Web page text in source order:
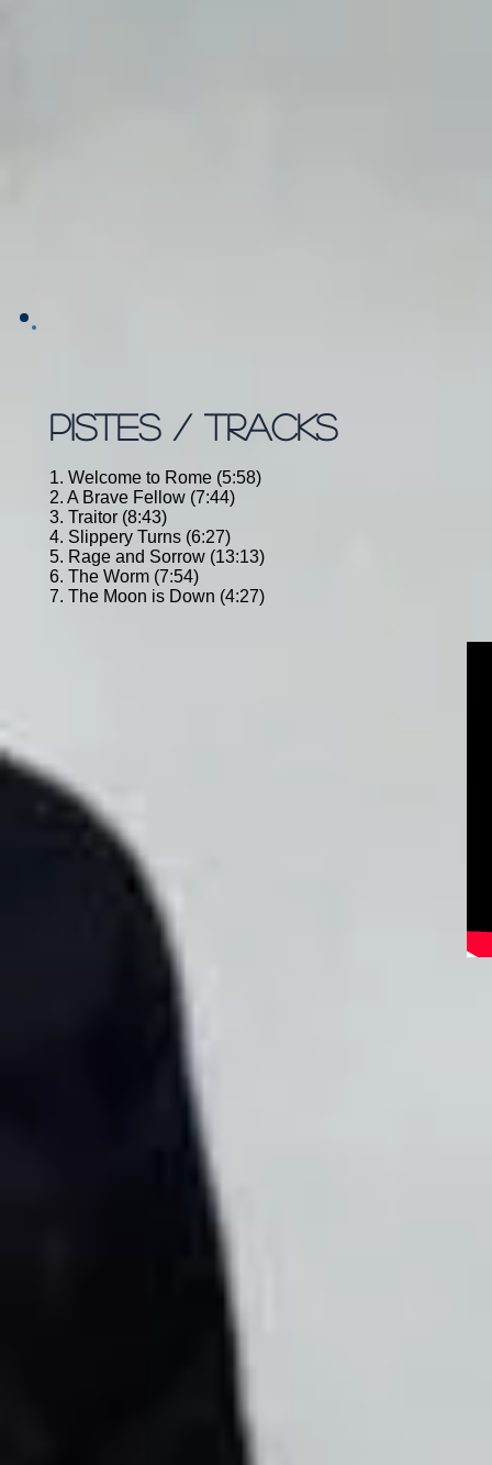
PISTES / TRACKS
1. Welcome to Rome (5:58)
2. A Brave Fellow (7:44)
3. Traitor (8:43)
4. Slippery Turns (6:27)
5. Rage and Sorrow (13:13)
6. The Worm (7:54)
7. The Moon is Down (4:27)